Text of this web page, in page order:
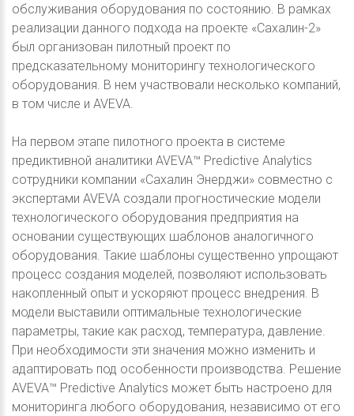
обслуживания оборудования по состоянию. В рамках
реализации данного подхода на проекте «Сахалин-2»
был организован пилотный проект по
предсказательному мониторингу технологического
оборудования. В нем участвовали несколько компаний,
в том числе и AVEVA.
На первом этапе пилотного проекта в системе
предиктивной аналитики AVEVA™ Predictive Analytics
сотрудники компании «Сахалин Энерджи» совместно с
экспертами AVEVA создали прогностические модели
технологического оборудования предприятия на
основании существующих шаблонов аналогичного
оборудования. Такие шаблоны существенно упрощают
процесс создания моделей, позволяют использовать
накопленный опыт и ускоряют процесс внедрения. В
модели выставили оптимальные технологические
параметры, такие как расход, температура, давление.
При необходимости эти значения можно изменить и
адаптировать под особенности производства. Решение
AVEVA™ Predictive Analytics может быть настроено для
мониторинга любого оборудования, независимо от его